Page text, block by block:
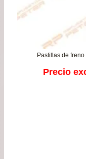
Pastillas de
Precio